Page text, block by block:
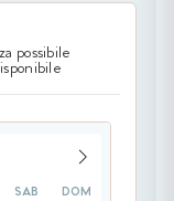
possibile
SAB DOM